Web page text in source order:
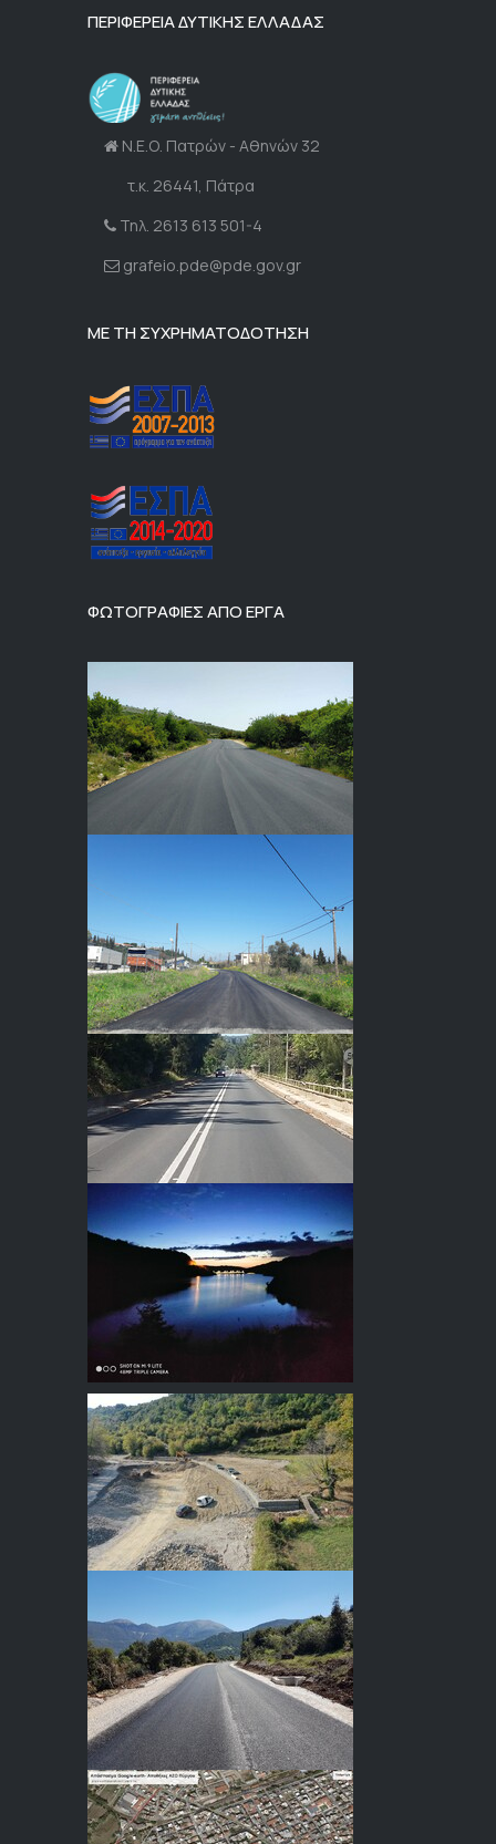
ΠΕΡΙΦΕΡΕΙΑ ΔΥΤΙΚΗΣ ΕΛΛΑΔΑΣ
Ν.Ε.Ο. Πατρών - Αθηνών 32
τ.κ. 26441, Πάτρα
Τηλ. 2613 613 501-4
grafeio.pde@pde.gov.gr
ΜΕ ΤΗ ΣΥΧΡΗΜΑΤΟΔΟΤΗΣΗ
ΦΩΤΟΓΡΑΦΙΕΣ ΑΠΟ ΕΡΓΑ